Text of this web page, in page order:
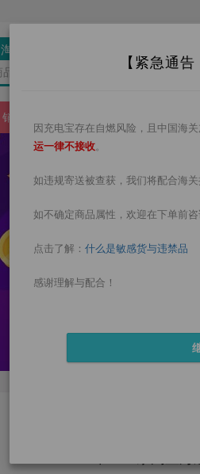
淘宝
销量排行榜
马来
【紧急通
因充电宝存在自燃风险，且中国海关
运一律不接收。
如违规寄送被查获，我们将配合海
如不确定商品属性，欢迎在下单前咨
点击了解： 什么是敏感货与违禁品
感谢理解与配合！